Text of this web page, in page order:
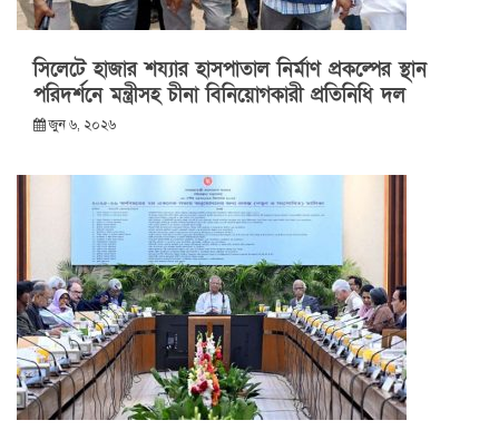
সিলেটে হাজার শয্যার হাসপাতাল নির্মাণ প্রকল্পের স্থান
পরিদর্শনে মন্ত্রীসহ চীনা বিনিয়োগকারী প্রতিনিধি দল
জুন ৬, ২০২৬